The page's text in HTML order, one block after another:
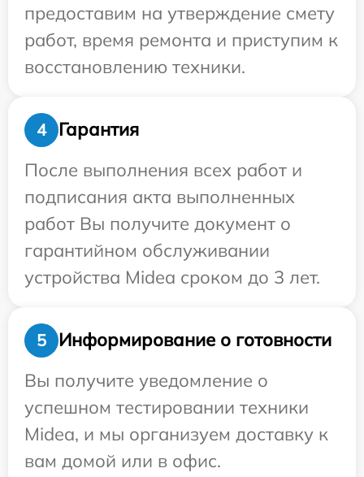
предоставим на утверждение смету
работ, время ремонта и приступим к
восстановлению техники.
4
Гарантия
После выполнения всех работ и
подписания акта выполненных
работ Вы получите документ о
гарантийном обслуживании
устройства Midea сроком до 3 лет.
5
Информирование о готовности
Вы получите уведомление о
успешном тестировании техники
Midea, и мы организуем доставку к
вам домой или в офис.